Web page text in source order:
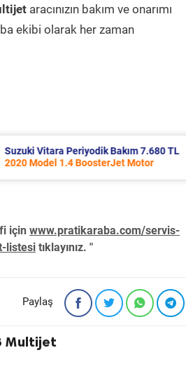
aracınızın bakım ve onarımı
ekibi olarak her zaman
Periyodik Bakım 7.680 TL
1.4 BoosterJet Motor
için www.pratikaraba.com/servis-
listesi tıklayınız. "
Paylaş
Multijet